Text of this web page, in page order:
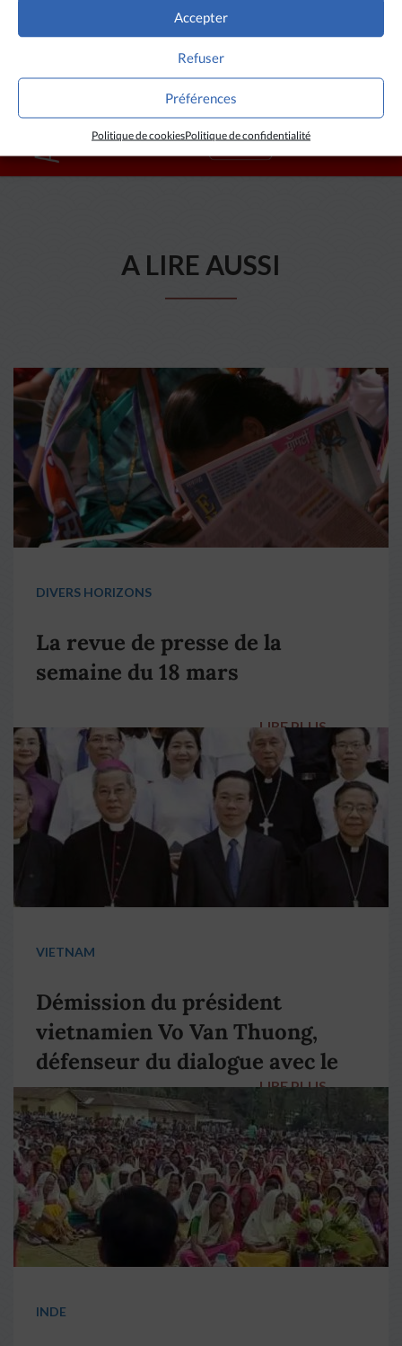
Accepter
Refuser
Préférences
Politique de cookiesPolitique de confidentialité
A LIRE AUSSI
DIVERS HORIZONS
La revue de presse de la
semaine du 18 mars
LIRE PLUS →
VIETNAM
Démission du président
vietnamien Vo Van Thuong,
défenseur du dialogue avec le
pape François
LIRE PLUS →
INDE